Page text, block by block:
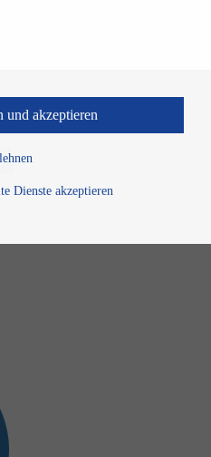
Dienste akzeptieren
und akzeptieren